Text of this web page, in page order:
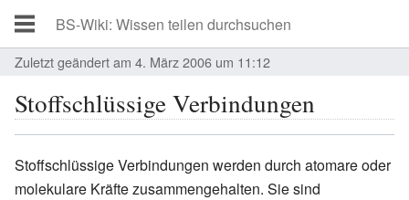
Zuletzt geändert am 4. März 2006 um 11:12
Stoffschlüssige Verbindungen
Stoffschlüssige Verbindungen werden durch atomare oder
molekulare Kräfte zusammengehalten. Sie sind